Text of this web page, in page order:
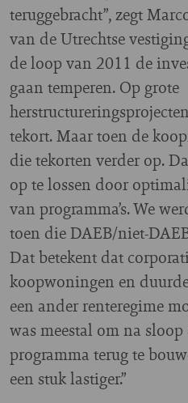
teruggebracht”, zegt
van de Utrechtse
de loop van 2011 de
gaan temperen. Op grote
tekort. Maar toen de
die tekorten verder op.
op te lossen door
van programma’s. We
toen die DAEB/niet-
Dat betekent dat
koopwoningen en
een ander renteregime
was meestal om na sloop
programma terug te
een stuk lastiger.”